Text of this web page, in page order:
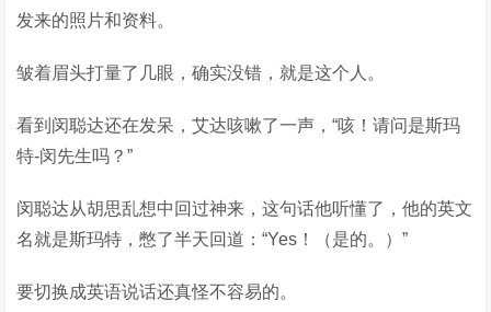
发来的照片和资料。
皱着眉头打量了几眼，确实没错，就是这个人。
看到闵聪达还在发呆，艾达咳嗽了一声，“咳！请问是斯玛
特-闵先生吗？”
闵聪达从胡思乱想中回过神来，这句话他听懂了，他的英文
名就是斯玛特，憋了半天回道：“Yes！（是的。）”
要切换成英语说话还真怪不容易的。